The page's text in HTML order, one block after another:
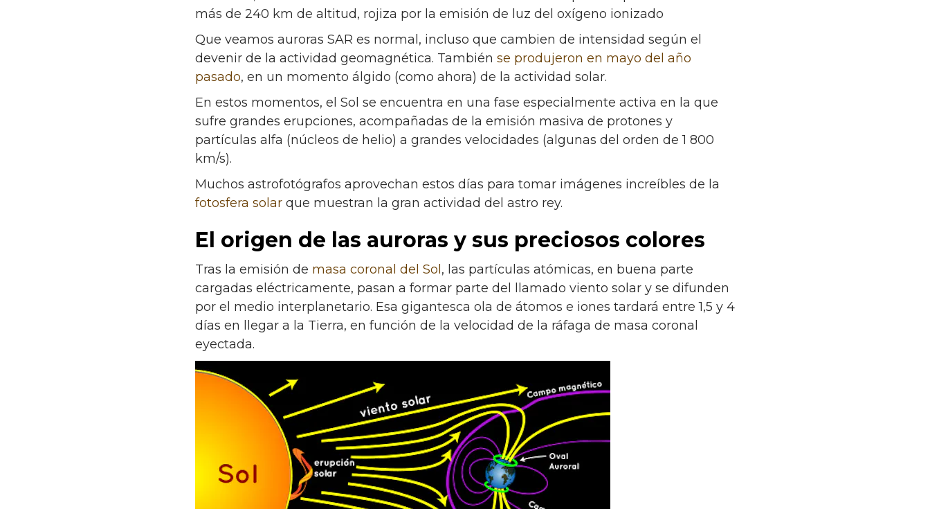
más de 240 km de altitud, rojiza por la emisión de luz del oxígeno ionizado
Que veamos auroras SAR es normal, incluso que cambien de intensidad según el
devenir de la actividad geomagnética. También se produjeron en mayo del año
pasado, en un momento álgido (como ahora) de la actividad solar.
En estos momentos, el Sol se encuentra en una fase especialmente activa en la que
sufre grandes erupciones, acompañadas de la emisión masiva de protones y
partículas alfa (núcleos de helio) a grandes velocidades (algunas del orden de 1 800
km/s).
Muchos astrofotógrafos aprovechan estos días para tomar imágenes increíbles de la
fotosfera solar que muestran la gran actividad del astro rey.
El origen de las auroras y sus preciosos colores
Tras la emisión de masa coronal del Sol , las partículas atómicas, en buena parte
cargadas eléctricamente, pasan a formar parte del llamado viento solar y se difunden
por el medio interplanetario. Esa gigantesca ola de átomos e iones tardará entre 1,5 y 4
días en llegar a la Tierra, en función de la velocidad de la ráfaga de masa coronal
eyectada.